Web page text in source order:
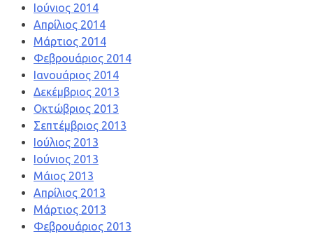
Ιούνιος 2014
Απρίλιος 2014
Μάρτιος 2014
Φεβρουάριος 2014
Ιανουάριος 2014
Δεκέμβριος 2013
Οκτώβριος 2013
Σεπτέμβριος 2013
Ιούλιος 2013
Ιούνιος 2013
Μάιος 2013
Απρίλιος 2013
Μάρτιος 2013
Φεβρουάριος 2013